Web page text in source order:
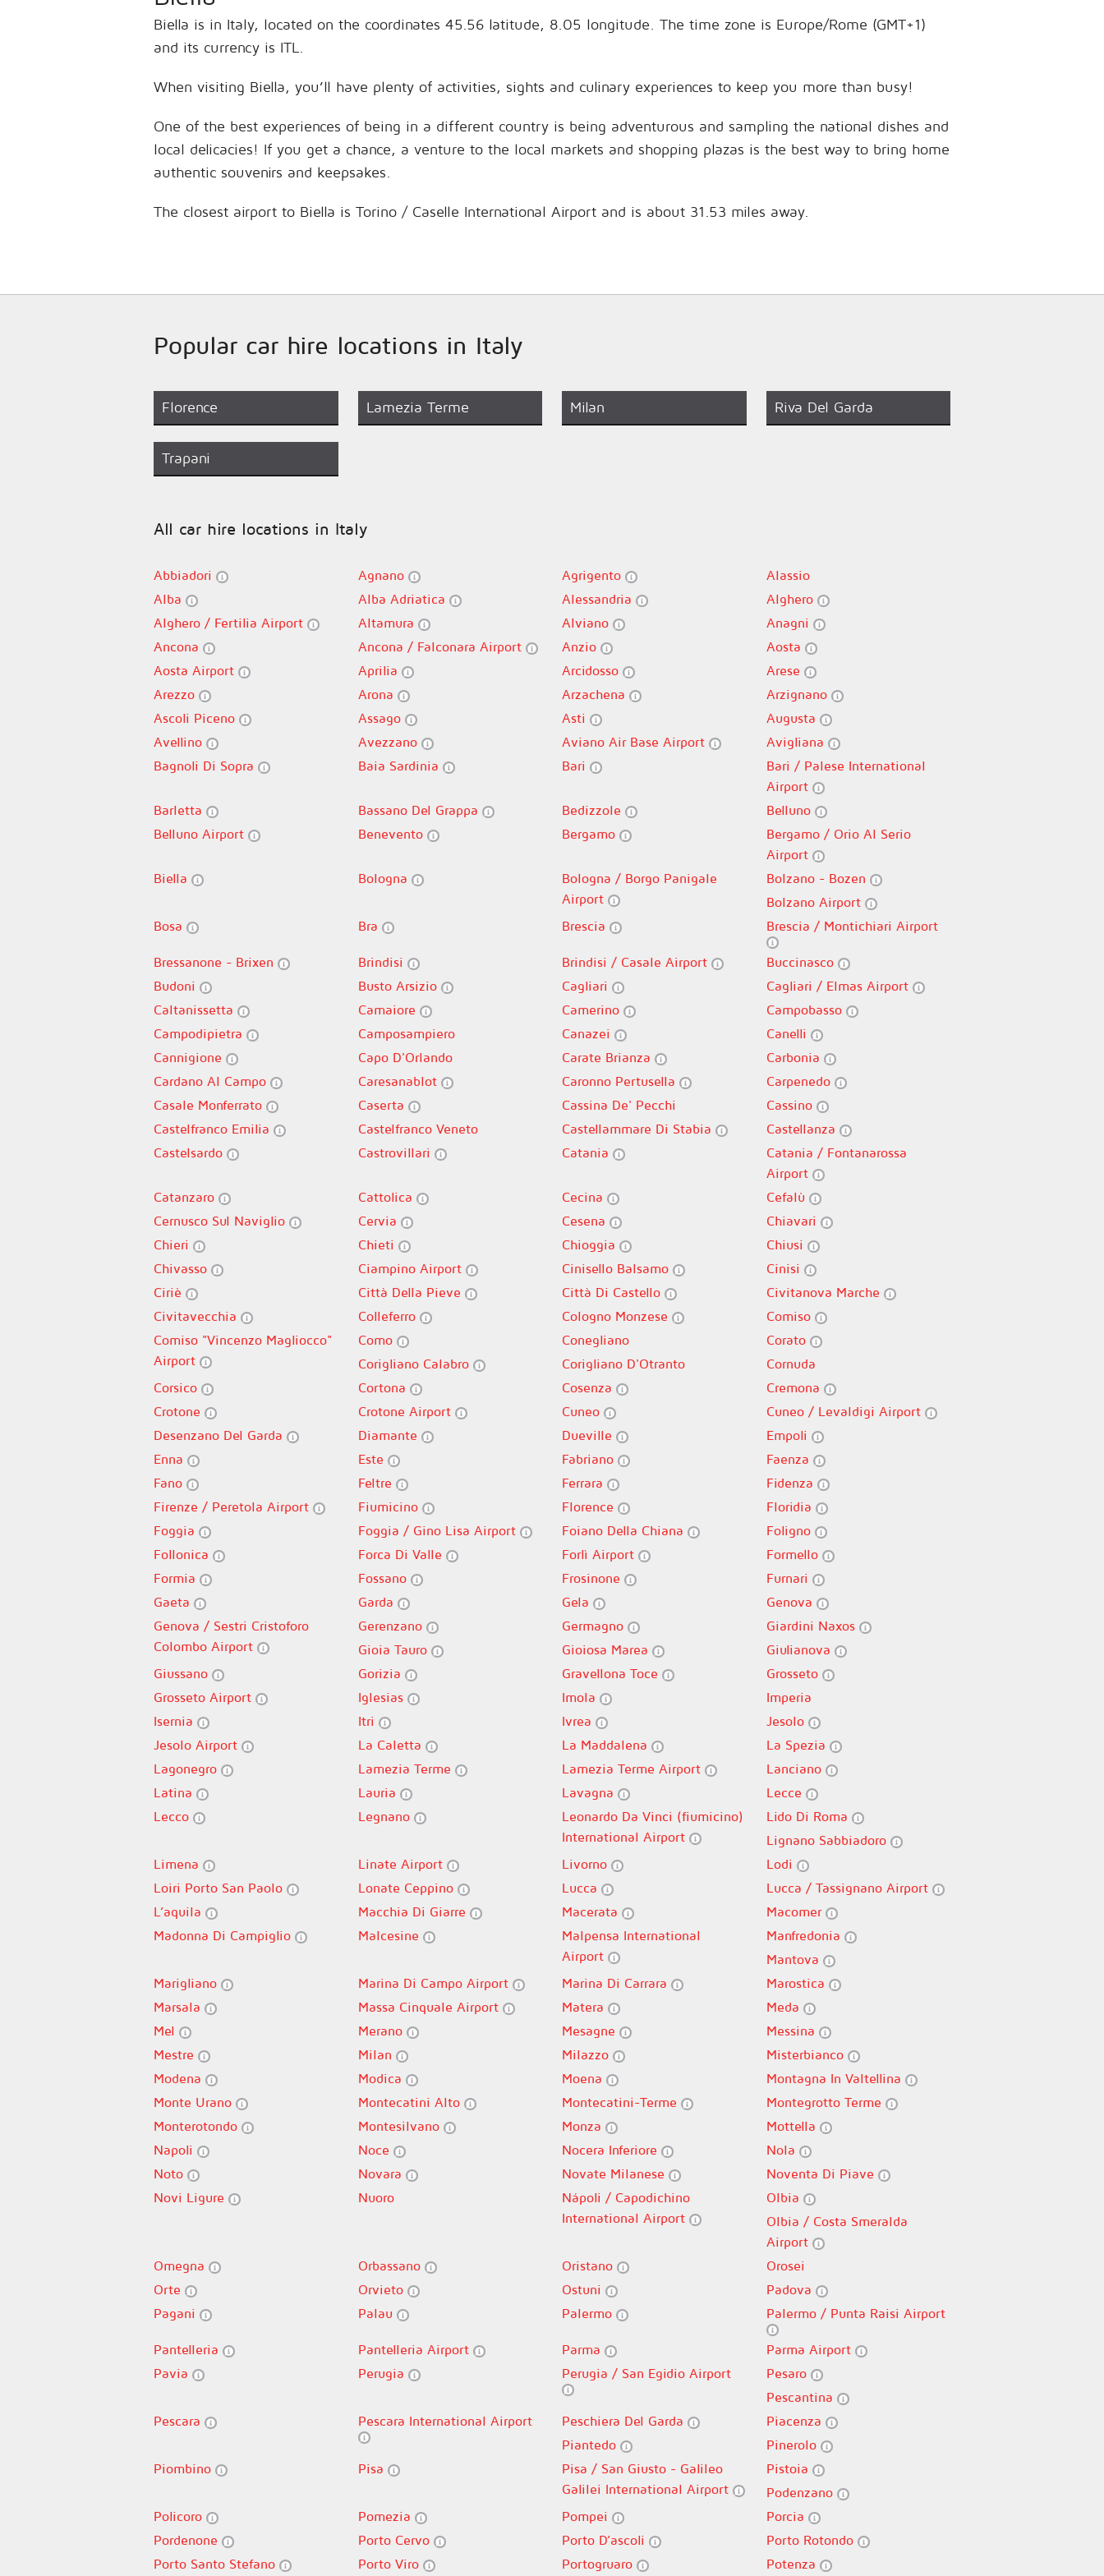
Biella is in Italy, located on the coordinates 45.56 latitude, 8.05 longitude. The time zone is Europe/Rome (GMT+1)
and its currency is ITL.
When visiting Biella, you’ll have plenty of activities, sights and culinary experiences to keep you more than busy!
One of the best experiences of being in a different country is being adventurous and sampling the national dishes and
local delicacies! If you get a chance, a venture to the local markets and shopping plazas is the best way to bring home
authentic souvenirs and keepsakes.
The closest airport to Biella is Torino / Caselle International Airport and is about 31.53 miles away.
Popular car hire locations in Italy
Florence Lamezia Terme Milan Riva Del Garda
Trapani
All car hire locations in Italy
Abbiadori Agnano Agrigento
Alassio
Alba
Alba Adriatica Alessandria
Alghero
Alghero / Fertilia Airport
Altamura Alviano
Anagni
Ancona
Ancona / Falconara Airport Anzio
Aosta
Aosta Airport
Aprilia Arcidosso
Arese
Arezzo
Arona Arzachena
Arzignano
Ascoli Piceno
Assago Asti
Augusta
Avellino
Avezzano Aviano Air Base Airport
Avigliana
Bagnoli Di Sopra
Baia Sardinia Bari
Bari / Palese International
Airport
Barletta
Bassano Del Grappa Bedizzole
Belluno
Belluno Airport
Benevento Bergamo
Bergamo / Orio Al Serio
Airport
Biella
Bologna
Bologna / Borgo Panigale
Airport
Bolzano - Bozen
Bolzano Airport
Bosa
Bra Brescia Brescia / Montichiari Airport
Bressanone - Brixen Brindisi Brindisi / Casale Airport
Buccinasco
Budoni
Busto Arsizio Cagliari
Cagliari / Elmas Airport
Caltanissetta
Camaiore Camerino
Campobasso
Campodipietra
Camposampiero Canazei
Canelli
Cannigione
Capo D'Orlando Carate Brianza
Carbonia
Cardano Al Campo
Caresanablot Caronno Pertusella
Carpenedo
Casale Monferrato
Caserta Cassina De' Pecchi
Cassino
Castelfranco Emilia
Castelfranco Veneto Castellammare Di Stabia
Castellanza
Castelsardo
Castrovillari Catania
Catania / Fontanarossa
Airport
Catanzaro
Cattolica Cecina
Cefalù
Cernusco Sul Naviglio
Cervia Cesena
Chiavari
Chieri
Chieti Chioggia
Chiusi
Chivasso
Ciampino Airport Cinisello Balsamo
Cinisi
Ciriè
Città Della Pieve Città Di Castello
Civitanova Marche
Civitavecchia
Colleferro Cologno Monzese
Comiso
Comiso "Vincenzo Magliocco"
Airport
Como Conegliano
Corato
Corigliano Calabro
Corigliano D'Otranto
Cornuda
Corsico
Cortona Cosenza
Cremona
Crotone
Crotone Airport Cuneo
Cuneo / Levaldigi Airport
Desenzano Del Garda
Diamante Dueville
Empoli
Enna
Este Fabriano
Faenza
Fano
Feltre Ferrara
Fidenza
Firenze / Peretola Airport
Fiumicino Florence
Floridia
Foggia
Foggia / Gino Lisa Airport Foiano Della Chiana
Foligno
Follonica
Forca Di Valle Forlì Airport
Formello
Formia
Fossano Frosinone
Furnari
Gaeta
Garda Gela
Genova
Genova / Sestri Cristoforo
Colombo Airport
Gerenzano Germagno
Giardini Naxos
Gioia Tauro
Gioiosa Marea
Giulianova
Giussano
Gorizia Gravellona Toce
Grosseto
Grosseto Airport
Iglesias Imola
Imperia
Isernia
Itri Ivrea
Jesolo
Jesolo Airport
La Caletta La Maddalena
La Spezia
Lagonegro
Lamezia Terme Lamezia Terme Airport
Lanciano
Latina
Lauria Lavagna
Lecce
Lecco
Legnano
Leonardo Da Vinci (fiumicino)
International Airport
Lido Di Roma
Lignano Sabbiadoro
Limena
Linate Airport Livorno
Lodi
Loiri Porto San Paolo
Lonate Ceppino Lucca
Lucca / Tassignano Airport
L’aquila
Macchia Di Giarre Macerata
Macomer
Madonna Di Campiglio
Malcesine
Malpensa International
Airport
Manfredonia
Mantova
Marigliano
Marina Di Campo Airport Marina Di Carrara
Marostica
Marsala
Massa Cinquale Airport Matera
Meda
Mel
Merano Mesagne
Messina
Mestre
Milan Milazzo
Misterbianco
Modena
Modica Moena
Montagna In Valtellina
Monte Urano
Montecatini Alto Montecatini-Terme
Montegrotto Terme
Monterotondo
Montesilvano Monza
Mottella
Napoli
Noce Nocera Inferiore
Nola
Noto
Novara Novate Milanese
Noventa Di Piave
Novi Ligure
Nuoro
Nápoli / Capodichino
International Airport
Olbia
Olbia / Costa Smeralda
Airport
Omegna
Orbassano Oristano
Orosei
Orte
Orvieto Ostuni
Padova
Pagani
Palau Palermo Palermo / Punta Raisi Airport
Pantelleria Pantelleria Airport Parma
Parma Airport
Pavia
Perugia Perugia / San Egidio Airport
Pesaro
Pescantina
Pescara
Pescara International Airport Peschiera Del Garda
Piacenza
Piantedo
Pinerolo
Piombino
Pisa
Pisa / San Giusto - Galileo
Galilei International Airport
Pistoia
Podenzano
Policoro
Pomezia Pompei
Porcia
Pordenone
Porto Cervo Porto D’ascoli
Porto Rotondo
Porto Santo Stefano
Porto Viro Portogruaro Potenza